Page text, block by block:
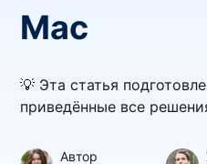
Mac
💡 Эта статья
приведённые все
Автор